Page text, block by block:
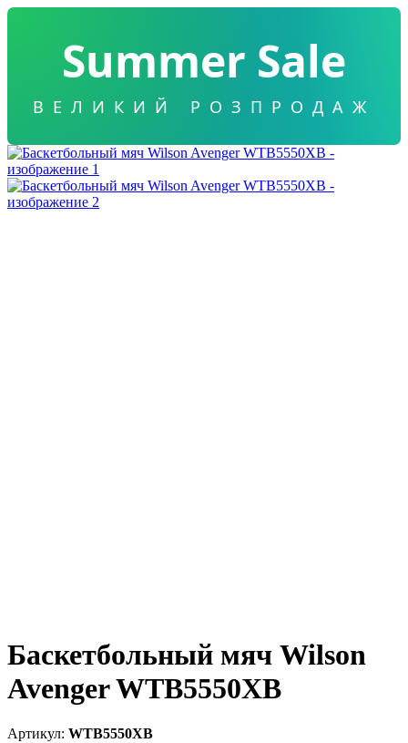
Summer Sale
ВЕЛИКИЙ РОЗПРОДАЖ
Баскетбольный мяч Wilson
Avenger WTB5550XB
WTB5550XB